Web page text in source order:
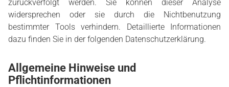
zurückverfolgt werden. Sie können dieser Analyse
widersprechen oder sie durch die Nichtbenutzung
bestimmter Tools verhindern. Detaillierte Informationen
dazu finden Sie in der folgenden Datenschutzerklärung.
Allgemeine Hinweise und
Pflichtinformationen